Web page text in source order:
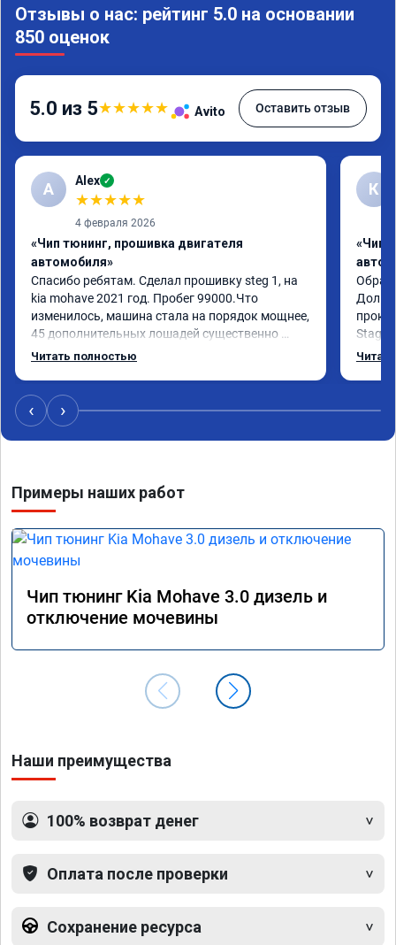
Отзывы о нас: рейтинг 5.0 на основании
850 оценок
5.0 из 5★★★★★ Avito Оставить отзыв
A Alex ✓
★★★★★
4 февраля 2026
«Чип тюнинг, прошивка двигателя
автомобиля»
Спасибо ребятам. Сделал прошивку steg 1, на
kia mohave 2021 год. Пробег 99000.Что
изменилось, машина стала на порядок мощнее,
45 дополнительных лошадей существенно
чувствуется и соответственно крутящего
12-12.5. Коробка перестала подпинывать при
наборе скорости. Педаль газа более
отзывчевее. В целом, я очень доволен.!
Читать полностью
К
«Чип
Долго
Stage
с
‹ ›
Примеры наших работ
Чип тюнинг Kia Mohave 3.0 дизель и
отключение мочевины
Наши преимущества
100% возврат денег
Оплата после проверки
Сохранение ресурса